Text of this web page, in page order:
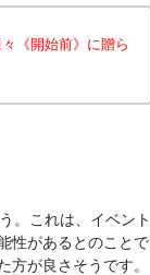
《開始前》に贈ら
。これは、イベント
性があるとのことで
方が良さそうです。